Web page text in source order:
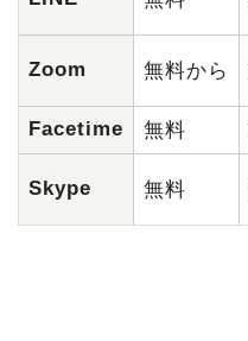
Zoom 無料から
Facetime 無料
Skype 無料